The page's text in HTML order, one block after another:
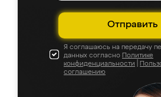
Отправить
Я соглашаюсь на передачу
данных согласно Политике
конфиденциальности
соглашению